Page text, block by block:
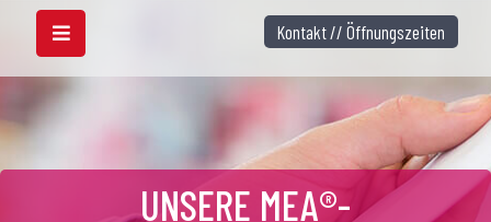
UNSERE MEA®-
Kontakt // Öffnungszeiten